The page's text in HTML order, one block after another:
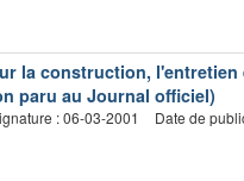
la construction,
paru au Journal officiel)
: 06-03-2001 Date de